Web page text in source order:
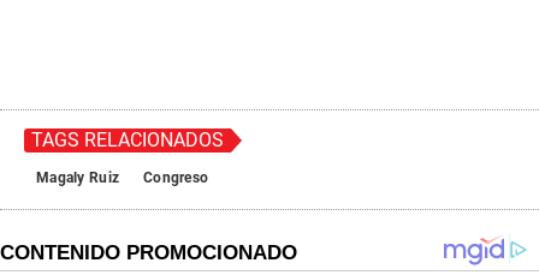
TAGS RELACIONADOS
Magaly Ruiz Congreso